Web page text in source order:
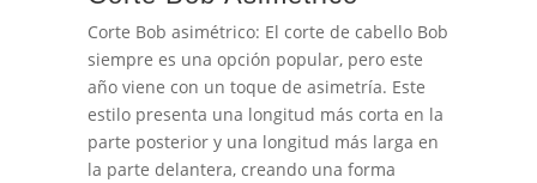
Corte Bob asimétrico: El corte de cabello Bob
siempre es una opción popular, pero este
año viene con un toque de asimetría. Este
estilo presenta una longitud más corta en la
parte posterior y una longitud más larga en
la parte delantera, creando una forma